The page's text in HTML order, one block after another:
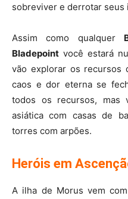
sobreviver e derrotar seus
Assim como qualquer
Bladepoint você estará
vão explorar os recursos
caos e dor eterna se
todos os recursos, mas
asiática com casas de
torres com arpões.
Heróis em
A ilha de Morus vem